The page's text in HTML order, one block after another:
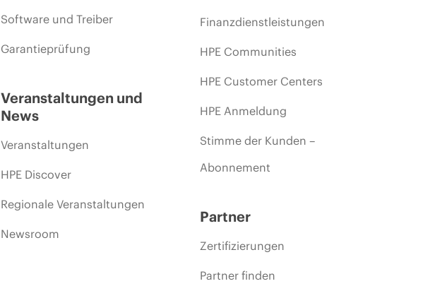
Software und Treiber
Garantieprüfung
Veranstaltungen und
News
Veranstaltungen
HPE Discover
Regionale Veranstaltungen
Newsroom
Finanzdienstleistungen
HPE Communities
HPE Customer Centers
HPE Anmeldung
Stimme der Kunden –
Abonnement
Partner
Zertifizierungen
Partner finden